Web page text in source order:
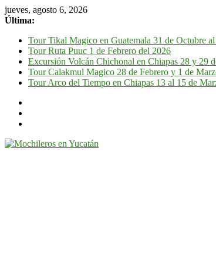
jueves, agosto 6, 2026
Última:
Tour Tikal Magico en Guatemala 31 de Octubre
Tour Ruta Puuc 1 de Febrero del 2026
Excursión Volcán Chichonal en Chiapas 28 y 29
Tour Calakmul Magico 28 de Febrero y 1 de
Tour Arco del Tiempo en Chiapas 13 al 15 de